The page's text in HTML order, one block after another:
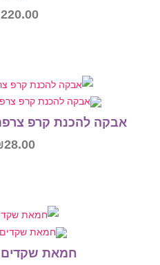
220.00
אבקה להכנת קרפ צרפתי
28.00
חמאת שקדים 300 גרם